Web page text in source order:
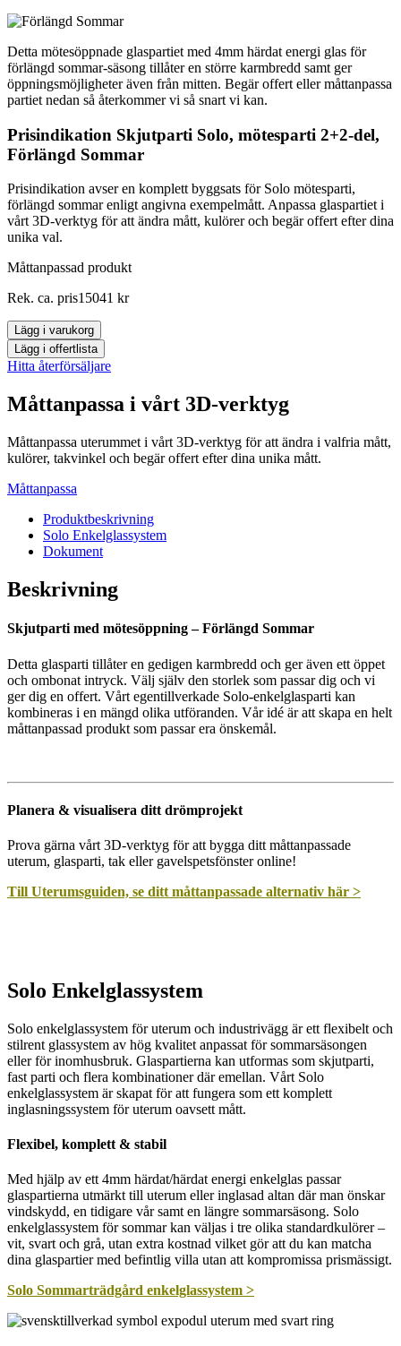
Detta mötesöppnade glaspartiet med 4mm härdat energi glas för
förlängd sommar-säsong tillåter en större karmbredd samt ger
öppningsmöjligheter även från mitten. Begär offert eller måttanpassa
partiet nedan så återkommer vi så snart vi kan.
Prisindikation Skjutparti Solo, mötesparti 2+2-del,
Förlängd Sommar
Prisindikation avser en komplett byggsats för Solo mötesparti,
förlängd sommar enligt angivna exempelmått. Anpassa glaspartiet i
vårt 3D-verktyg för att ändra mått, kulörer och begär offert efter dina
unika val.
Måttanpassad produkt
Skjutparti
mötesparti
2+2-
del,
Förlängd
Sommar
mängd
Rek. ca. pris15041 kr
Lägg i varukorg
Lägg i offertlista
Hitta återförsäljare
Måttanpassa i vårt 3D-verktyg
Måttanpassa uterummet i vårt 3D-verktyg för att ändra i valfria mått,
kulörer, takvinkel och begär offert efter dina unika mått.
Måttanpassa
Produktbeskrivning
Solo Enkelglassystem
Dokument
Beskrivning
Skjutparti med mötesöppning – Förlängd Sommar
Detta glasparti tillåter en gedigen karmbredd och ger även ett öppet
och ombonat intryck. Välj själv den storlek som passar dig och vi
ger dig en offert. Vårt egentillverkade Solo-enkelglasparti kan
kombineras i en mängd olika utföranden. Vår idé är att skapa en helt
måttanpassad produkt som passar era önskemål.
Planera & visualisera ditt drömprojekt
Prova gärna vårt 3D-verktyg för att bygga ditt måttanpassade
uterum, glasparti, tak eller gavelspetsfönster online!
Till Uterumsguiden, se ditt måttanpassade alternativ här >
Solo Enkelglassystem
Solo enkelglassystem för uterum och industrivägg är ett flexibelt och
stilrent glassystem av hög kvalitet anpassat för sommarsäsongen
eller för inomhusbruk. Glaspartierna kan utformas som skjutparti,
fast parti och flera kombinationer där emellan. Vårt Solo
enkelglassystem är skapat för att fungera som ett komplett
inglasningssystem för uterum oavsett mått.
Flexibel, komplett & stabil
Med hjälp av ett 4mm härdat/härdat energi enkelglas passar
glaspartierna utmärkt till uterum eller inglasad altan där man önskar
vindskydd, en tidigare vår samt en längre sommarsäsong. Solo
enkelglassystem för sommar kan väljas i tre olika standardkulörer –
vit, svart och grå, utan extra kostnad vilket gör att du kan matcha
dina glaspartier med befintlig villa utan att kompromissa prismässigt.
Solo Sommarträdgård enkelglassystem >